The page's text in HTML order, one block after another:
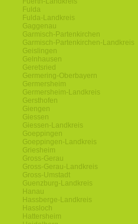
Fulda
Fulda-Landkreis
Gaggenau
Garmisch-Partenkirchen
Garmisch-Partenkirchen-Landkreis
Geislingen
Gelnhausen
Geretsried
Germering-Oberbayern
Germersheim
Germersheim-Landkreis
Gersthofen
Giengen
Giessen
Giessen-Landkreis
Goeppingen
Goeppingen-Landkreis
Griesheim
Gross-Gerau
Gross-Gerau-Landkreis
Gross-Umstadt
Guenzburg-Landkreis
Hanau
Hassberge-Landkreis
Hassloch
Hattersheim